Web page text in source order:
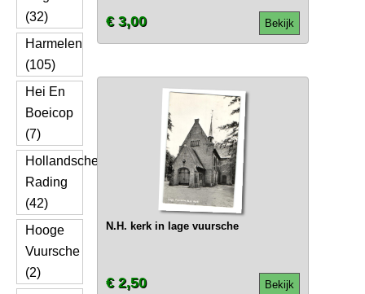
(32)
Harmelen
(105)
Hei En
Boeicop
(7)
Hollandsche
Rading
(42)
Hooge
Vuursche
(2)
Bekijk
€ 3,00
N.H. kerk in lage vuursche
Bekijk
€ 2,50